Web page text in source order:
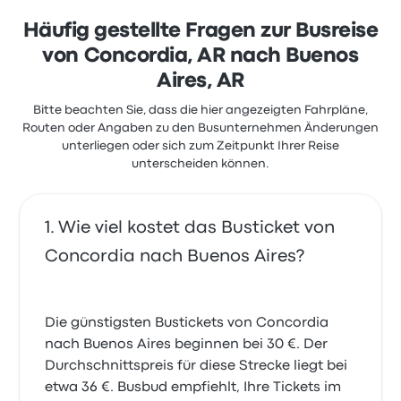
Singer für diese Reise beginnen bei 29 €
Häufig gestellte Fragen zur Busreise
von Concordia, AR nach Buenos
Aires, AR
Bitte beachten Sie, dass die hier angezeigten Fahrpläne,
Routen oder Angaben zu den Busunternehmen Änderungen
unterliegen oder sich zum Zeitpunkt Ihrer Reise
unterscheiden können.
Wie viel kostet das Busticket von
Concordia nach Buenos Aires?
Die günstigsten Bustickets von Concordia
nach Buenos Aires beginnen bei 30 €. Der
Durchschnittspreis für diese Strecke liegt bei
etwa 36 €. Busbud empfiehlt, Ihre Tickets im